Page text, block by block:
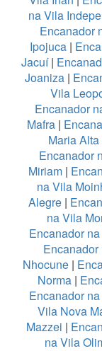
na Vila
Encanador
Ipojuca|
Jacuí|
Joaniza|
Vila
Encanador
Mafra |
Maria Alta
Encanador
Miriam |
na Vila
Alegre|
na Vila
Encanador
Nhocune|
Norma |
Encanador
Vila Nova
Mazzei |
na Vila